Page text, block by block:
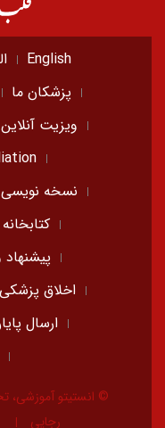
English
پزشکان ما
ویزیت آنلاین
نسخه نویسی
پیشنهاد
اخلاق پزشکی
ارسال
© انستیتو آموزشی،
رجایی